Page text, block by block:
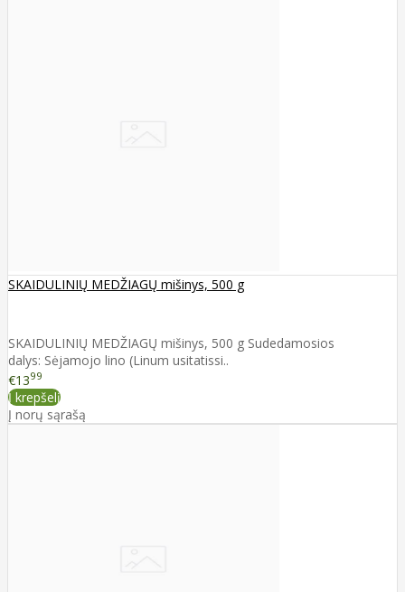
SKAIDULINIŲ MEDŽIAGŲ mišinys, 500 g
SKAIDULINIŲ MEDŽIAGŲ mišinys, 500 g Sudedamosios
dalys: Sėjamojo lino (Linum usitatissi..
€1399
Į krepšelį
Į norų sąrašą